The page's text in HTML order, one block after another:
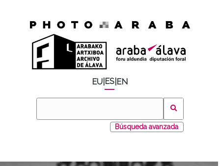
EU ES EN
Búsqueda avanzada